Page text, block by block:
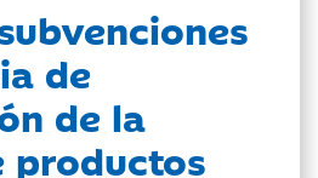
de
de la
productos